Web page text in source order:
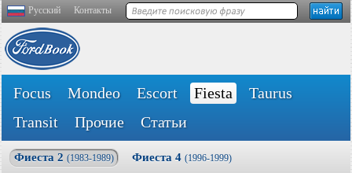
Русский Контакты
Focus Mondeo Escort Fiesta
Taurus
Transit
Прочие Статьи
Фиеста 2 (1983-1989) Фиеста 4 (1996-1999)